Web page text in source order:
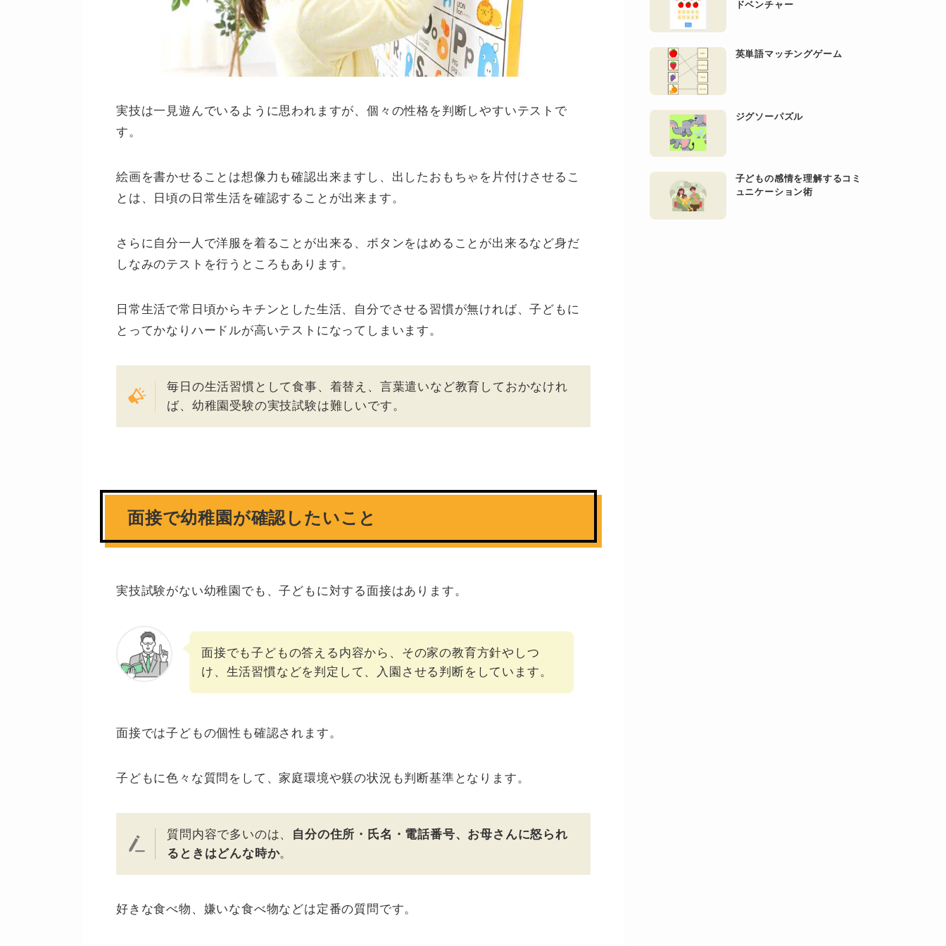
実技は一見遊んでいるように思われますが、個々の性格を判断しやすいテストで
す。
絵画を書かせることは想像力も確認出来ますし、出したおもちゃを片付けさせるこ
とは、日頃の日常生活を確認することが出来ます。
さらに自分一人で洋服を着ることが出来る、ボタンをはめることが出来るなど身だ
しなみのテストを行うところもあります。
日常生活で常日頃からキチンとした生活、自分でさせる習慣が無ければ、子どもに
とってかなりハードルが高いテストになってしまいます。
毎日の生活習慣として食事、着替え、言葉遣いなど教育しておかなけれ
ば、幼稚園受験の実技試験は難しいです。
面接で幼稚園が確認したいこと
実技試験がない幼稚園でも、子どもに対する面接はあります。
面接でも子どもの答える内容から、その家の教育方針やしつ
け、生活習慣などを判定して、入園させる判断をしています。
面接では子どもの個性も確認されます。
子どもに色々な質問をして、家庭環境や躾の状況も判断基準となります。
質問内容で多いのは、 自分の住所・氏名・電話番号、お母さんに怒られ
るときはどんな時か。
好きな食べ物、嫌いな食べ物などは定番の質問です。
ドベンチャー
英単語マッチングゲーム
ジグソーパズル
子どもの感情を理解するコミ
ュニケーション術